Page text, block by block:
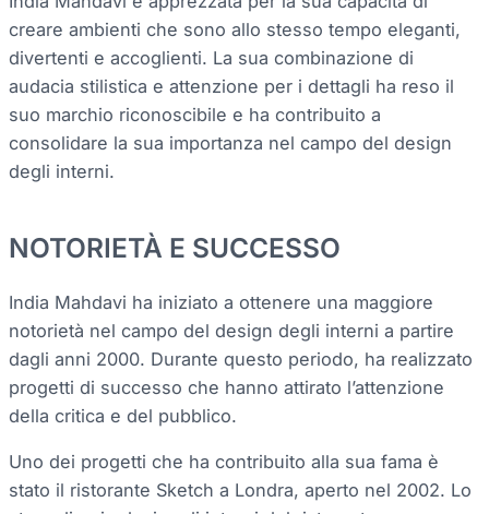
creare ambienti che sono allo stesso tempo eleganti,
divertenti e accoglienti. La sua combinazione di
audacia stilistica e attenzione per i dettagli ha reso il
suo marchio riconoscibile e ha contribuito a
consolidare la sua importanza nel campo del design
degli interni.
NOTORIETÀ E SUCCESSO
India Mahdavi ha iniziato a ottenere una maggiore
notorietà nel campo del design degli interni a partire
dagli anni 2000. Durante questo periodo, ha realizzato
progetti di successo che hanno attirato l’attenzione
della critica e del pubblico.
Uno dei progetti che ha contribuito alla sua fama è
stato il ristorante Sketch a Londra, aperto nel 2002. Lo